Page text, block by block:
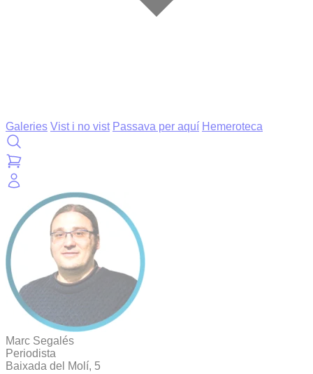
Galeries Vist i no vist Passava per aquí Hemeroteca
Marc Segalés
Periodista
Baixada del Molí, 5